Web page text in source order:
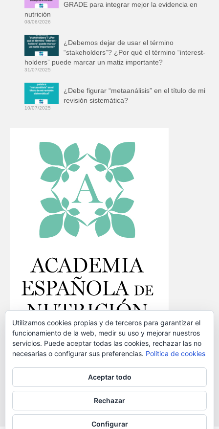
GRADE para integrar mejor la evidencia en
nutrición
08/06/2026
¿Debemos dejar de usar el término
“stakeholders”? ¿Por qué el término “interest-
holders” puede marcar un matiz importante?
31/07/2025
¿Debe figurar “metaanálisis” en el título de mi
revisión sistemática?
10/07/2025
Licencia Creative Commons Atribución-CompartirIgual 4.0
Internacional.© 2026 Red-NuBE - Academia Española Nutrición y Dietética (aviso legal)
Utilizamos cookies propias y de terceros para garantizar el
funcionamiento de la web, medir su uso y mejorar nuestros
servicios. Puede aceptar todas las cookies, rechazar las no
necesarias o configurar sus preferencias. Política de cookies
Aceptar todo
Rechazar
Configurar